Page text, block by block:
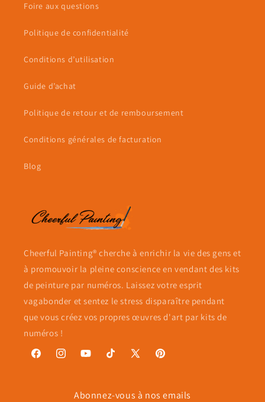
Foire aux questions
Politique de confidentialité
Conditions d’utilisation
Guide d’achat
Politique de retour et de remboursement
Conditions générales de facturation
Blog
Cheerful Painting® cherche à enrichir la vie des gens et
à promouvoir la pleine conscience en vendant des kits
de peinture par numéros. Laissez votre esprit
vagabonder et sentez le stress disparaître pendant
que vous créez vos propres œuvres d'art par kits de
numéros !
FacebookInstagramYouTubeTikTok
X
Pinterest
Abonnez-vous à nos emails